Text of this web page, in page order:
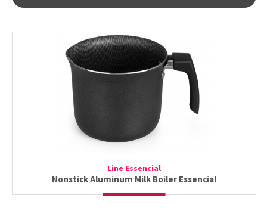
Line Essencial
Nonstick Aluminum Milk Boiler Essencial